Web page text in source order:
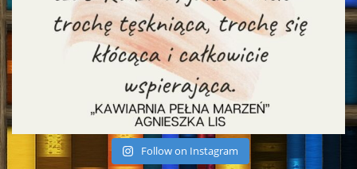
Follow on Instagram